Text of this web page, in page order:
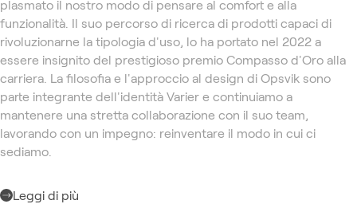
plasmato il nostro modo di pensare al comfort e alla
funzionalità. Il suo percorso di ricerca di prodotti capaci di
rivoluzionarne la tipologia d'uso, lo ha portato nel 2022 a
essere insignito del prestigioso premio Compasso d'Oro alla
carriera. La filosofia e l'approccio al design di Opsvik sono
parte integrante dell'identità Varier e continuiamo a
mantenere una stretta collaborazione con il suo team,
lavorando con un impegno: reinventare il modo in cui ci
sediamo.
Leggi di più